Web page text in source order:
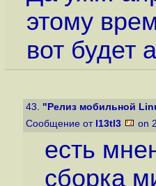
этому
вот будет
43. "Релиз мобильной
Сообщение от l13tl3 on
есть
сборка